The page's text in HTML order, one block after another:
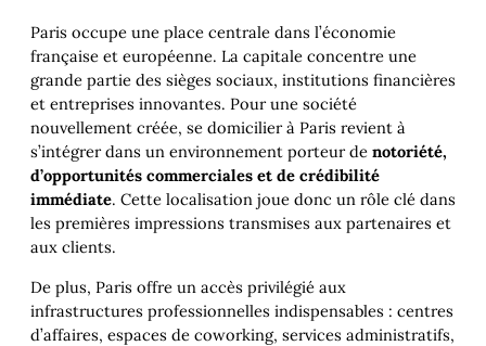
Paris occupe une place centrale dans l’économie
française et européenne. La capitale concentre une
grande partie des sièges sociaux, institutions financières
et entreprises innovantes. Pour une société
nouvellement créée, se domicilier à Paris revient à
s’intégrer dans un environnement porteur de notoriété,
d’opportunités commerciales et de crédibilité
immédiate. Cette localisation joue donc un rôle clé dans
les premières impressions transmises aux partenaires et
aux clients.
De plus, Paris offre un accès privilégié aux
infrastructures professionnelles indispensables : centres
d’affaires, espaces de coworking, services administratifs,